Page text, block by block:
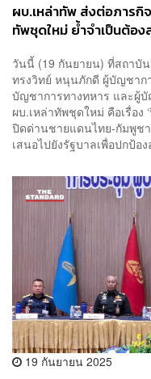
ผบ.เหล่าทัพ ส่งต่อภารกิ
ทัพชุดใหม่ ย้ำจำเป็นต้อ
วันนี้ (19 กันยายน) ที่สถาบั
ทรงวิทย์ หนุนภักดี ผู้บัญชาก
บัญชาการทางทหาร และผู้บั
ผบ.เหล่าทัพชุดใหม่ คือเรื่อง
ปิดด่านชายแดนไทย-กัมพูช
เสนอไปยังรัฐบาลเพื่อปกป้อง
19 กันยายน 2025